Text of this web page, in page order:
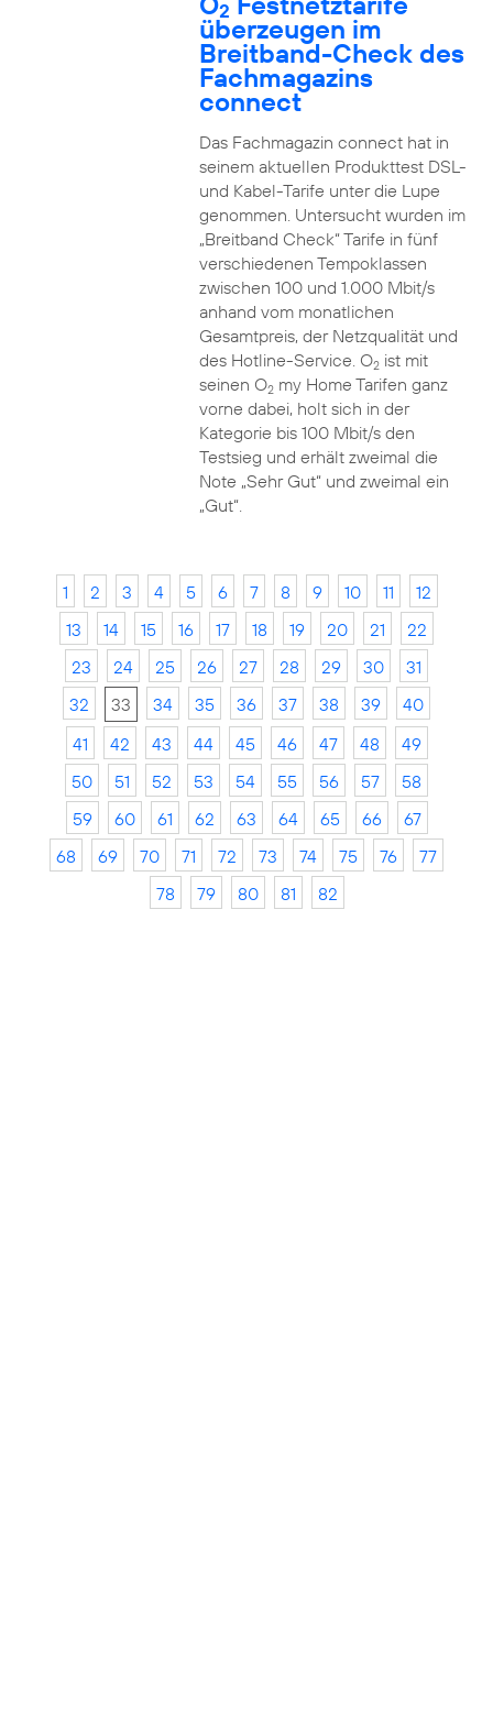
2
überzeugen im
Breitband-Check des
Fachmagazins
connect
Das Fachmagazin connect hat in
seinem aktuellen Produkttest DSL-
und Kabel-Tarife unter die Lupe
genommen. Untersucht wurden im
„Breitband Check“ Tarife in fünf
verschiedenen Tempoklassen
zwischen 100 und 1.000 Mbit/s
anhand vom monatlichen
Gesamtpreis, der Netzqualität und
des Hotline-Service. O2ist mit
seinen O2my Home Tarifen ganz
vorne dabei, holt sich in der
Kategorie bis 100 Mbit/s den
Testsieg und erhält zweimal die
Note „Sehr Gut“ und zweimal ein
„Gut“.
1 2 3 4 5 6 7 8 9 10 11
12
13
14 15 16 17 18 19 20 21
22
23
24 25 26 27 28 29 30
31
32
33 34 35 36 37 38 39
40
41
42 43 44 45 46 47 48
49
50
51 52 53 54 55 56 57
58
59
60 61 62 63 64 65 66
67
68
69 70 71 72 73 74 75 76
77
78
79 80 81 82